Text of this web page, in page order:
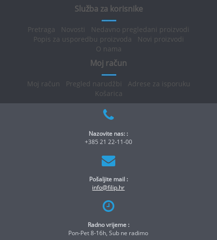
Služba za korisnike
Pretraga Novosti
Nedavno pregledani proizvodi
Popis za usporedbu proizvoda
Novi proizvodi
O nama
Moj račun
Moj račun Pregled narudžbi
Adrese za isporuku
Košarica
Nazovite nas: :
+385 21 22-11-00
Pošaljite mail :
info@filip.hr
Radno vrijeme :
Pon-Pet 8-16h, Sub ne radimo